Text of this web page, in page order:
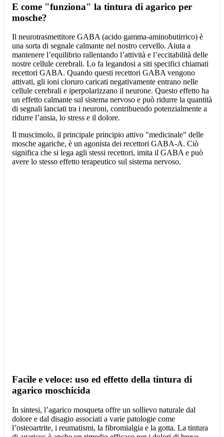
E come "funziona" la tintura di agarico per
mosche?
Il neurotrasmettitore GABA (acido gamma-aminobutirrico) è
una sorta di segnale calmante nel nostro cervello. Aiuta a
mantenere l’equilibrio rallentando l’attività e l’eccitabilità delle
nostre cellule cerebrali. Lo fa legandosi a siti specifici chiamati
recettori GABA. Quando questi recettori GABA vengono
attivati, gli ioni cloruro caricati negativamente entrano nelle
cellule cerebrali e iperpolarizzano il neurone. Questo effetto ha
un effetto calmante sul sistema nervoso e può ridurre la quantità
di segnali lanciati tra i neuroni, contribuendo potenzialmente a
ridurre l’ansia, lo stress e il dolore.
Il muscimolo, il principale principio attivo "medicinale" delle
mosche agariche, è un agonista dei recettori GABA-A. Ciò
significa che si lega agli stessi recettori, imita il GABA e può
avere lo stesso effetto terapeutico sul sistema nervoso.
Facile e veloce: uso ed effetto della tintura di
agarico moschicida
In sintesi, l’agarico mosqueta offre un sollievo naturale dal
dolore e dal disagio associati a varie patologie come
l’osteoartrite, i reumatismi, la fibromialgia e la gotta. La tintura